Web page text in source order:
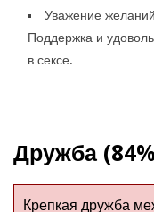
Уважение
Поддержка и
в сексе.
Дружба
Крепкая дружба